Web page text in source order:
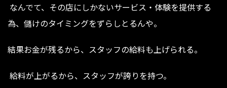
なんでて、その店にしかないサービス・体験を提供する
為、儲けのタイミングをずらしとるんや。
結果お金が残るから、スタッフの給料も上げられる。
給料が上がるから、スタッフが誇りを持つ。